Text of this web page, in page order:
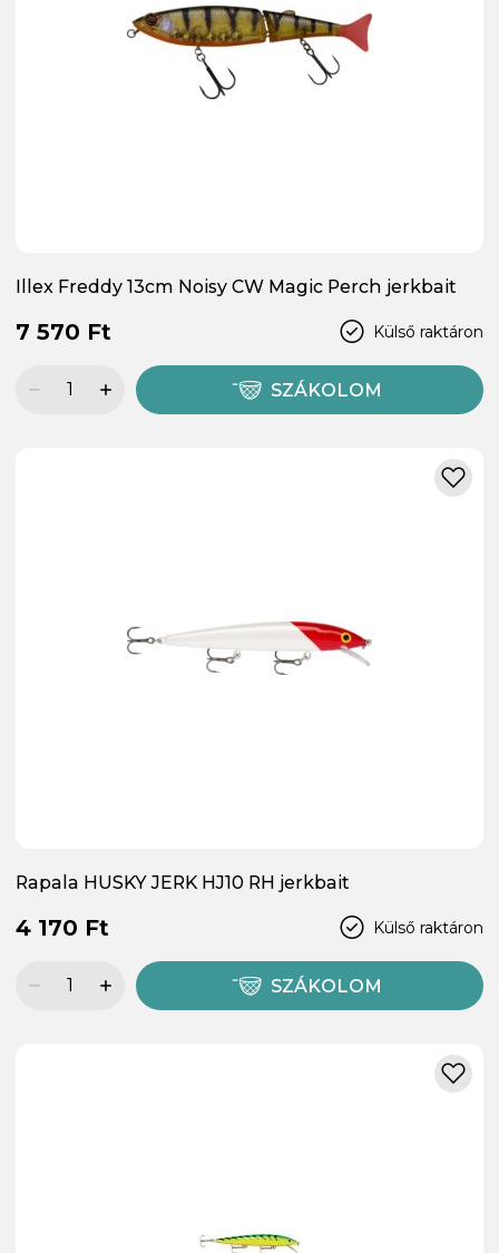
Illex Freddy 13cm Noisy CW Magic Perch jerkbait
Külső raktáron
7 570 Ft
SZÁKOLOM
Rapala HUSKY JERK HJ10 RH jerkbait
Külső raktáron
4 170 Ft
SZÁKOLOM